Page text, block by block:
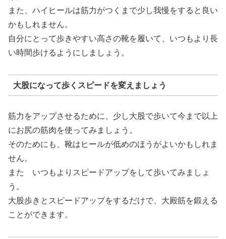
また、ハイヒールは筋力がつくまで少し我慢をすると良い
かもしれません。
自分にとって歩きやすい高さの靴を履いて、いつもより長
い時間歩けるようにしましょう。
大股になって歩くスピードを変えましょう
筋力をアップさせるために、少し大股で歩いて今まで以上
にお尻の筋肉を使ってみましょう。
そのためにも、靴はヒールが低めのほうがよいかもしれま
せん。
また いつもよりスピードアップをして歩いてみましょ
う。
大股歩きとスピードアップをするだけで、大殿筋を鍛える
ことができます。